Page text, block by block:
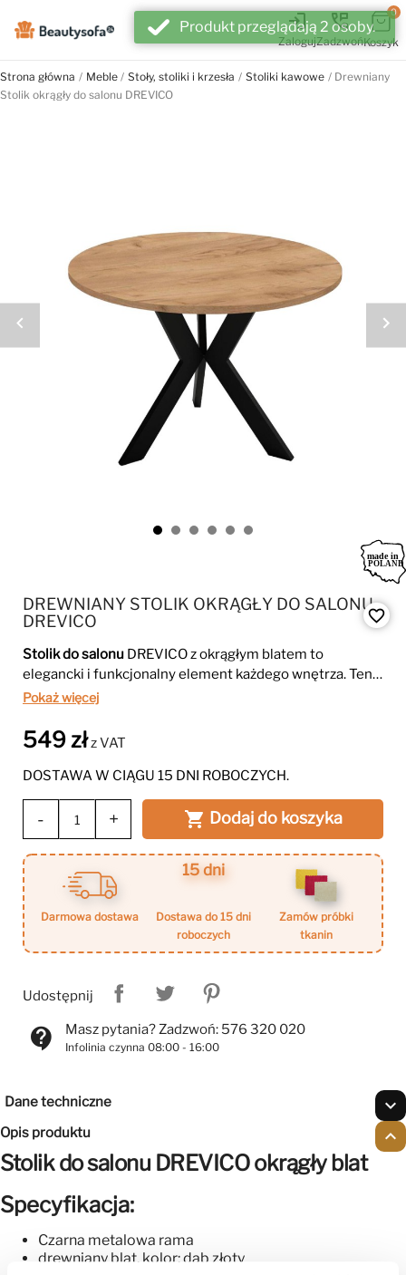
login
Zaloguj
perm_phone_msg
Zadzwoń
0
Koszyk
Strona główna Meble Stoły, stoliki i krzesła Stoliki kawowe
Drewniany
Stolik okrągły do salonu DREVICO
DREWNIANY STOLIK OKRĄGŁY DO SALONU
DREVICO
Stolik do salonu DREVICO z okrągłym blatem to
elegancki i funkcjonalny element każdego wnętrza. Ten
stolikwyróżnia się nowoczesnym designem i solidnym
różnymi aranżacjami.
nadaje się do codziennego użytku, oferując przestronny
blat na kawę, dekoracje czy książki. To świetny wybór dla
Pokaż więcej
549 złz VAT
DOSTAWA W CIĄGU 15 DNI ROBOCZYCH.
- +  Dodaj do koszyka
darmowa dostawa
15 dni
dostawa do 15 dni
roboczych
zamów próbki
tkanin
Udostępnij
favorite_border
contact_support Masz pytania? Zadzwoń: 576 320 020
Infolinia czynna 08:00 - 16:00
Dane techniczne expand_more
Opis produktu expand_less
Stolik do salonu DREVICO okrągły blat
Specyfikacja:
Czarna metalowa rama
drewniany blat, kolor: dąb złoty
Produkt przeglądają 2 osoby.